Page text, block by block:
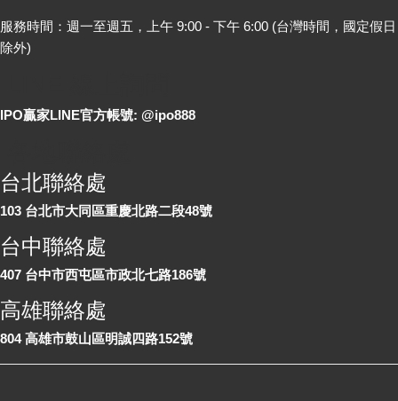
服務時間：週一至週五，上午 9:00 - 下午 6:00 (台灣時間，國定假日
除外)
IPO贏家LINE官方帳號: @ipo888
台北聯絡處
103 台北市大同區重慶北路二段48號
台中聯絡處
407 台中市西屯區市政北七路186號
高雄聯絡處
804 高雄市鼓山區明誠四路152號